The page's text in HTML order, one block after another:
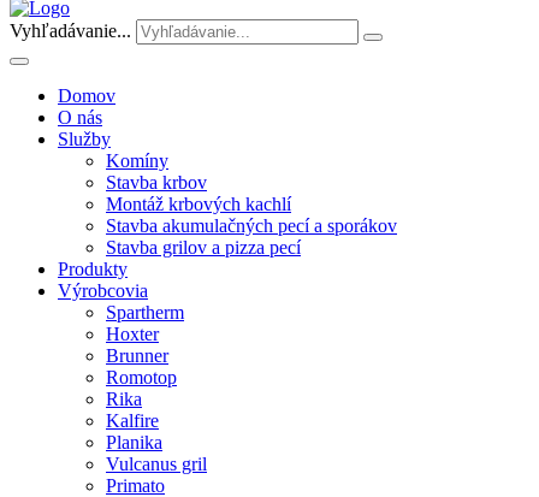
Vyhľadávanie...
Domov
O nás
Služby
Komíny
Stavba krbov
Montáž krbových kachlí
Stavba akumulačných pecí a sporákov
Stavba grilov a pizza pecí
Produkty
Výrobcovia
Spartherm
Hoxter
Brunner
Romotop
Rika
Kalfire
Planika
Vulcanus gril
Primato